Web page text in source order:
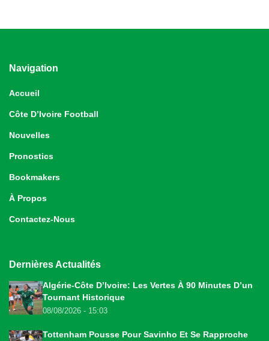
Navigation
Accueil
Côte D’Ivoire Football
Nouvelles
Pronostics
Bookmakers
À Propos
Contactez-Nous
Dernières Actualités
Algérie-Côte D’Ivoire: Les Vertes À 90 Minutes D’un
Tournant Historique
08/08/2026 - 15:03
Tottenham Pousse Pour Savinho Et Se Rapproche